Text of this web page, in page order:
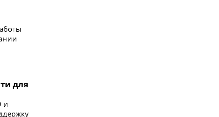
для
и